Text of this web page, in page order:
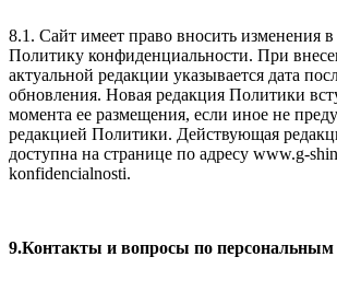
8.1. Сайт имеет право вносить изменения
Политику конфиденциальности. При
актуальной редакции указывается дата
обновления. Новая редакция Политики
момента ее размещения, если иное не
редакцией Политики. Действующая
доступна на странице по адресу www.g-
konfidencialnosti.
9.Контакты и вопросы по